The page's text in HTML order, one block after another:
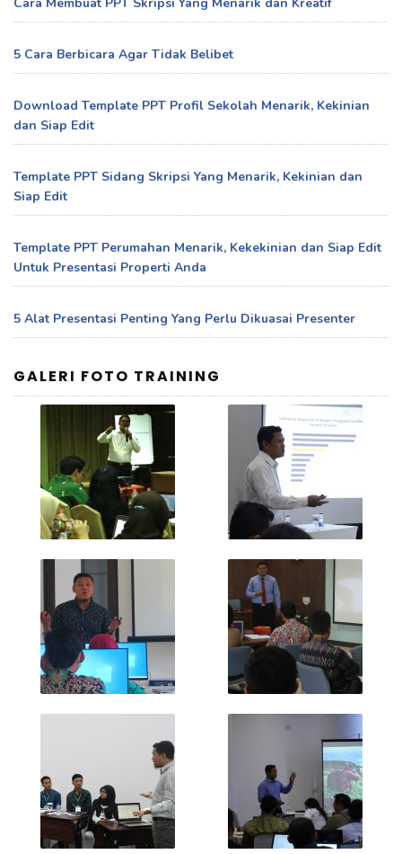
5 Cara Berbicara Agar Tidak Belibet
Download Template PPT Profil Sekolah Menarik, Kekinian
dan Siap Edit
Template PPT Sidang Skripsi Yang Menarik, Kekinian dan
Siap Edit
Template PPT Perumahan Menarik, Kekekinian dan Siap Edit
Untuk Presentasi Properti Anda
5 Alat Presentasi Penting Yang Perlu Dikuasai Presenter
GALERI FOTO TRAINING